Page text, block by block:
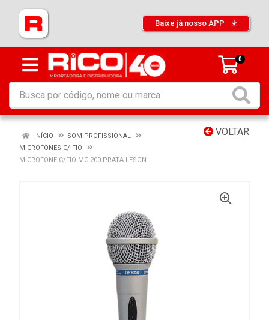
Baixe já nosso APP
0
VOLTAR
INÍCIO
SOM PROFISSIONAL
MICROFONES C/ FIO
MICROFONE C/FIO MC-200 PRATA LESON